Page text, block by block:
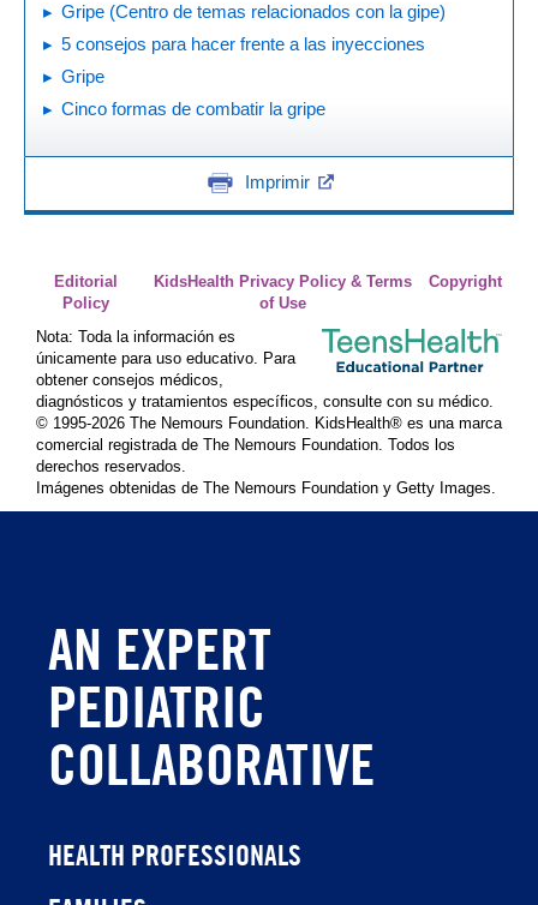
Gripe (Centro de temas relacionados con la gipe)
5 consejos para hacer frente a las inyecciones
Gripe
Cinco formas de combatir la gripe
Imprimir
Editorial
Policy
KidsHealth Privacy Policy & Terms
of Use
Copyright
Nota: Toda la información es
únicamente para uso educativo. Para
obtener consejos médicos,
diagnósticos y tratamientos específicos, consulte con su médico.
© 1995-2026 The Nemours Foundation. KidsHealth® es una marca
comercial registrada de The Nemours Foundation. Todos los
derechos reservados.
Imágenes obtenidas de The Nemours Foundation y Getty Images.
AN EXPERT
PEDIATRIC
COLLABORATIVE
HEALTH PROFESSIONALS